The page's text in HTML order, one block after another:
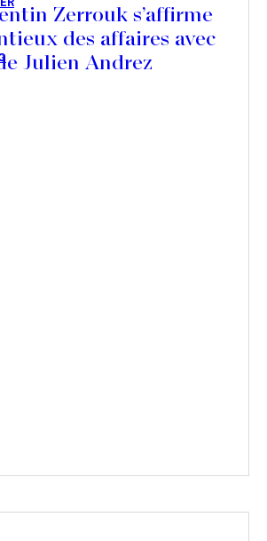
Zerrouk s’affirme
des affaires avec
Julien Andrez